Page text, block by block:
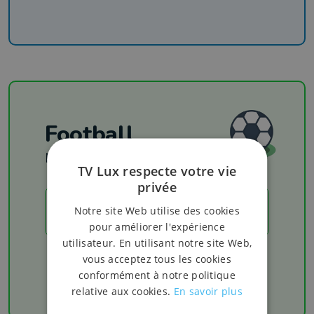
Football
Les résultats
LES RÉSULTATS
Chaque week-end retrouvez les derniers
résultats de votre équipe favorite
TV Lux respecte votre vie
privée
Notre site Web utilise des cookies
pour améliorer l'expérience
utilisateur. En utilisant notre site Web,
vous acceptez tous les cookies
conformément à notre politique
relative aux cookies. En savoir plus